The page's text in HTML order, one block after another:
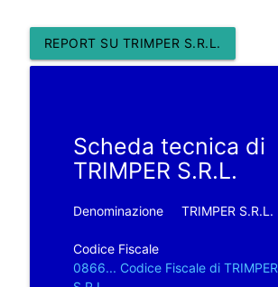
REPORT SU TRIMPER S.R.L.
Scheda tecnica di
TRIMPER S.R.L.
Denominazione TRIMPER S.R.L.
Codice Fiscale
0866... Codice Fiscale di TRIMPER